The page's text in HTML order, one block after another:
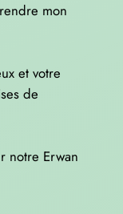
mon
et votre
de
notre Erwan